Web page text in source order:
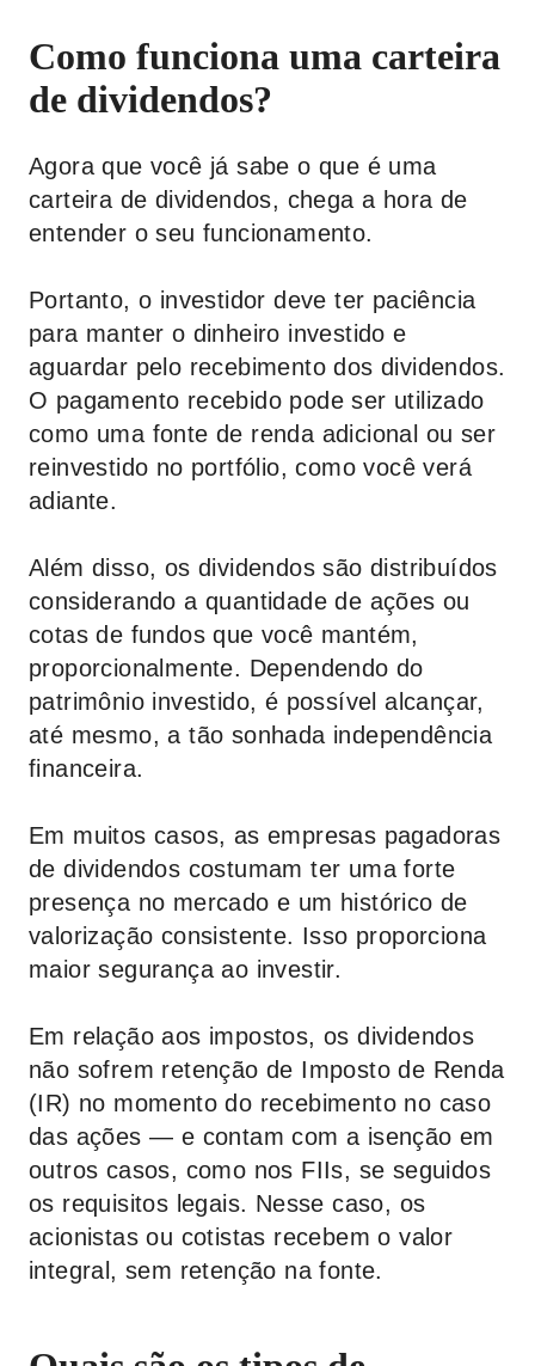
Como funciona uma carteira
de dividendos?
Agora que você já sabe o que é uma
carteira de dividendos, chega a hora de
entender o seu funcionamento.
Portanto, o investidor deve ter paciência
para manter o dinheiro investido e
aguardar pelo recebimento dos dividendos.
O pagamento recebido pode ser utilizado
como uma fonte de renda adicional ou ser
reinvestido no portfólio, como você verá
adiante.
Além disso, os dividendos são distribuídos
considerando a quantidade de ações ou
cotas de fundos que você mantém,
proporcionalmente. Dependendo do
patrimônio investido, é possível alcançar,
até mesmo, a tão sonhada independência
financeira.
Em muitos casos, as empresas pagadoras
de dividendos costumam ter uma forte
presença no mercado e um histórico de
valorização consistente. Isso proporciona
maior segurança ao investir.
Em relação aos impostos, os dividendos
não sofrem retenção de Imposto de Renda
(IR) no momento do recebimento no caso
das ações — e contam com a isenção em
outros casos, como nos FIIs, se seguidos
os requisitos legais. Nesse caso, os
acionistas ou cotistas recebem o valor
integral, sem retenção na fonte.